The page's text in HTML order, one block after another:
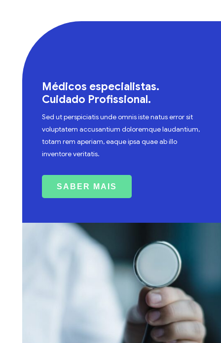
Médicos especialistas.
Cuidado Profissional.
Sed ut perspiciatis unde omnis iste natus error sit
voluptatem accusantium doloremque laudantium,
totam rem aperiam, eaque ipsa quae ab illo
inventore veritatis.
SABER MAIS